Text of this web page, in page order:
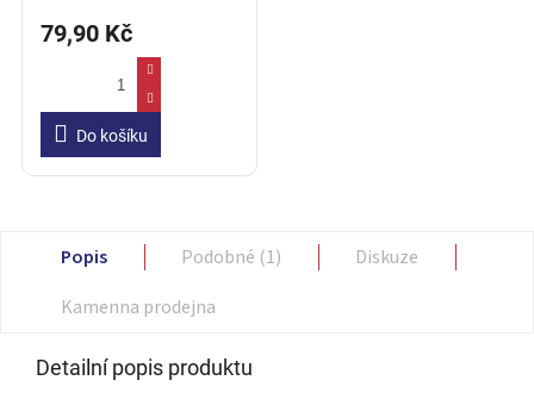
79,90 Kč
Do košíku
Popis Podobné (1)
Diskuze
Kamenna prodejna
Detailní popis produktu